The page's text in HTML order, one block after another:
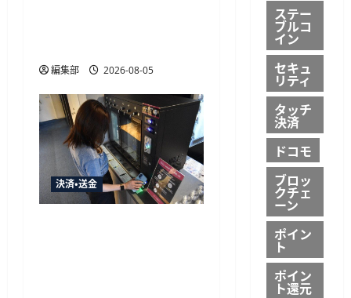
編集部 2026-08-05
決済・送金
ステー
ブルコ
イン
セキュ
リティ
タッチ
決済
ドコモ
ブロッ
クチェ
ーン
ポイン
ト
ポイン
ト還元